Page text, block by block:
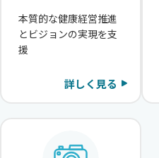
本質的な健康経営推進
とビジョンの実現を支
援
詳しく見る